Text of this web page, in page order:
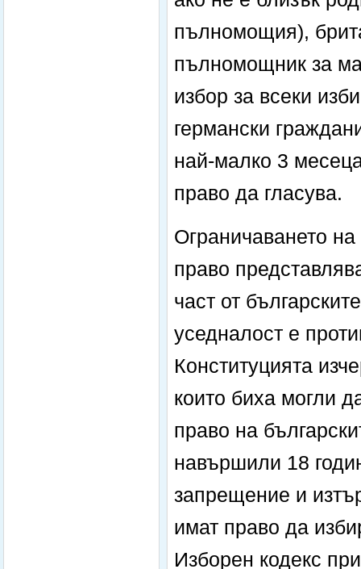
пълномощия),
пълномощник за
избор за всеки
германски
най-малко 3
право да гласува.
Ограничаването
право
част от
уседналост е
Конституцията
които биха могли
право на
навършили 18
запрещение и
имат право да
Изборен кодекс